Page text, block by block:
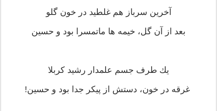
آخرين سرباز هم غلطيد در خون گلو
بعد از آن گل، خيمه ها ماتمسرا بود و حسين
يك طرف جسم علمدار رشيد كربلا
غرقه در خون، دستش از پيكر جدا بود و حسين!